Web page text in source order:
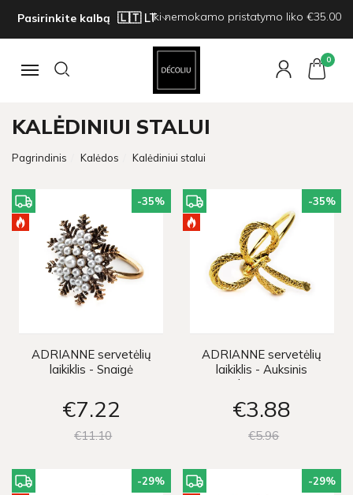
Pasirinkite kalbą Iki nemokamo pristatymo liko €35.00
Navigacija
0
KALĖDINIUI STALUI
Pagrindinis Kalėdos Kalėdiniui stalui
-35%
ADRIANNE servetėlių
laikiklis - Snaigė
€7 22
€1110
-35%
ADRIANNE servetėlių
laikiklis - Auksinis
kaspinas
€3 88
€596
-29% -29%